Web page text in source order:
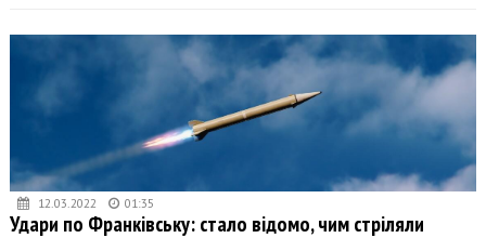
12.03.2022 01:35
Удари по Франківську: стало відомо, чим стріляли